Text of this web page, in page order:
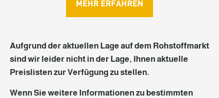
MEHR ERFAHREN
Aufgrund der aktuellen Lage auf dem Rohstoffmarkt
sind wir leider nicht in der Lage, Ihnen aktuelle
Preislisten zur Verfügung zu stellen.
Wenn Sie weitere Informationen zu bestimmten